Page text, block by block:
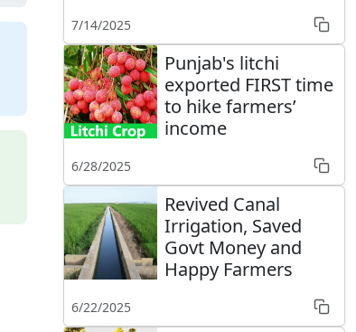
7/14/2025
Punjab's litchi
exported FIRST time
to hike farmers’
income
6/28/2025
Revived Canal
Irrigation, Saved
Govt Money and
Happy Farmers
6/22/2025